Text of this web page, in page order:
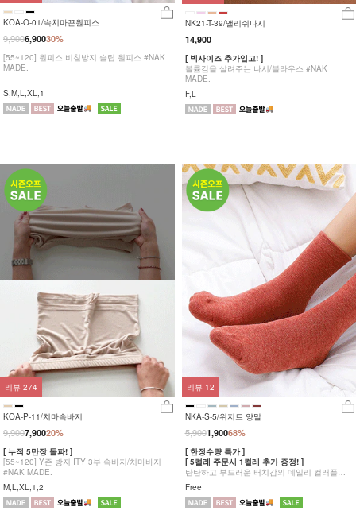
KOA-O-01/속치마끈원피스
30%
9,9006,900
[55~120] 원피스 비침방지 슬립 원피스 #NAK
MADE.
S,M,L,XL,1
NK21-T-39/앨리쉬나시
14,900
[ 빅사이즈 추가입고! ]
볼륨감을 살려주는 나시/블라우스 #NAK
MADE.
F,L
KOA-P-11/치마속바지
20%
9,9007,900
[ 누적 5만장 돌파! ]
[55~120] Y존 방지 ITY 3부 속바지/치마바지
#NAK MADE.
M,L,XL,1,2
리뷰 274
NKA-S-5/위지트 양말
68%
5,9001,900
[ 한정수량 특가 ]
[ 5켤레 주문시 1켤레 추가 증정! ]
탄탄하고 부드러운 터치감의 데일리 컬러플
양말 #NAK MADE.
Free
리뷰 12